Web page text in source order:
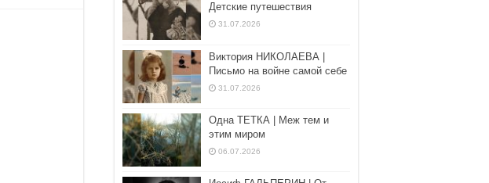
Детские путешествия
31.07.2026
Виктория НИКОЛАЕВА |
Письмо на войне самой себе
31.07.2026
Одна ТЕТКА | Меж тем и
этим миром
06.07.2026